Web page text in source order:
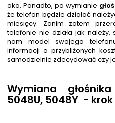
oka. Ponadto, po wymianie
że telefon będzie działać
miesięcy. Zanim zatem
telefonie nie działa jak należy,
nam model swojego
informacji o przybliżonych
samodzielnie zdecydować czy
Wymiana
5048U, 5048Y -